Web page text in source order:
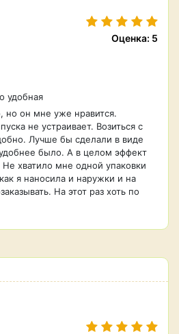
Оценка: 5
удобная
но он мне уже нравится.
не устраивает. Возиться с
Лучше бы сделали в виде
было. А в целом эффект
хватило мне одной упаковки
я наносила и наружки и на
На этот раз хоть по